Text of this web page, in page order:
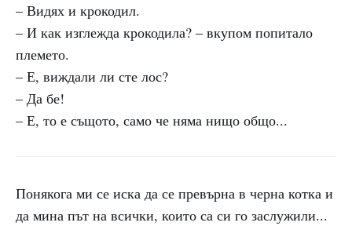
– Видях и крокодил.
– И как изглежда крокодила? – вкупом попитало
племето.
– Е, виждали ли сте лос?
– Да бе!
– Е, то е същото, само че няма нищо общо...
Понякога ми се иска да се превърна в черна котка и
да мина път на всички, които са си го заслужили...